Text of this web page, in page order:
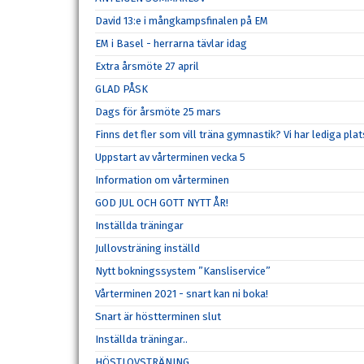
David 13:e i mångkampsfinalen på EM
EM i Basel - herrarna tävlar idag
Extra årsmöte 27 april
GLAD PÅSK
Dags för årsmöte 25 mars
Finns det fler som vill träna gymnastik? Vi har lediga
Uppstart av vårterminen vecka 5
Information om vårterminen
GOD JUL OCH GOTT NYTT ÅR!
Inställda träningar
Jullovsträning inställd
Nytt bokningssystem ”Kansliservice”
Vårterminen 2021 - snart kan ni boka!
Snart är höstterminen slut
Inställda träningar..